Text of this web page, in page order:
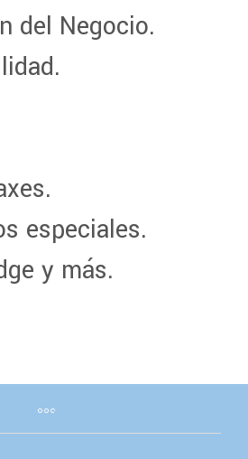
del Negocio.
especiales.
y más.